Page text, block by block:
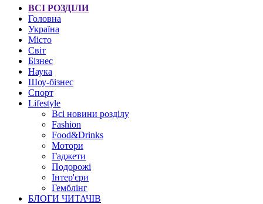
ВСІ РОЗДІЛИ
Головна
Україна
Місто
Світ
Бізнес
Наука
Шоу-бізнес
Спорт
Lifestyle
Всі новини розділу
Fashion
Food&Drinks
Мотори
Гаджети
Подорожі
Інтер'єри
Гемблінг
БЛОГИ ЧИТАЧІВ